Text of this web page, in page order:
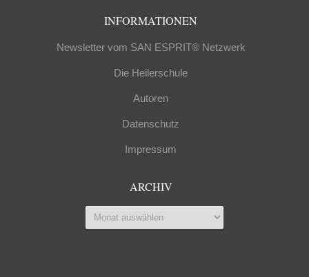
INFORMATIONEN
Newsletter vom SAN ESPRIT® Netzwerk
Die Heilerschule
Autoren
Datenschutz
Impressum
ARCHIV